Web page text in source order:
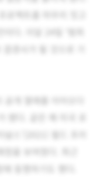
로젝트를 마무리 짓고
다. 이달 24일 ‘범죄
경사가 될 것으로 기
개 열애를 이어오다
됐다. 같은 해 미국 로
스’(2021) 월드 프리
을 보여줬다. 최근